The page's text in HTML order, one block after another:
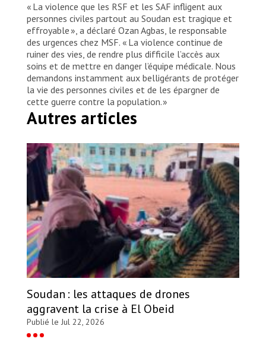
« La violence que les RSF et les SAF infligent aux
personnes civiles partout au Soudan est tragique et
effroyable », a déclaré Ozan Agbas, le responsable
des urgences chez MSF. « La violence continue de
ruiner des vies, de rendre plus difficile l’accès aux
soins et de mettre en danger l’équipe médicale. Nous
demandons instamment aux belligérants de protéger
la vie des personnes civiles et de les épargner de
cette guerre contre la population. »
Autres articles
Soudan : les attaques de drones
aggravent la crise à El Obeid
Publié le Jul 22, 2026